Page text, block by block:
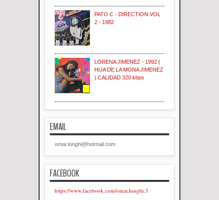
PATO C - DIRECTION VOL
2 - 1982
LORENA JIMENEZ - 1992 (
HIJA DE LA MONA JIMENEZ
) CALIDAD 320 kbps
EMAIL
omar.longhi@hotmail.com
FACEBOOK
https://www.facebook.com/omar.longhi.3